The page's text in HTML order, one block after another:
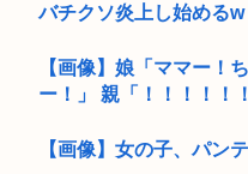
バチクソ炎上し始める
【画像】娘「ママー！
ー！」 親「！！！！！
【画像】女の子、パン